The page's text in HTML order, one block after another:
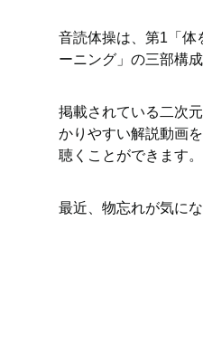
音読体操は、第1「体
ーニング」の三部構
掲載されている二次
かりやすい解説動画
聴くことができます。
最近、物忘れが気に